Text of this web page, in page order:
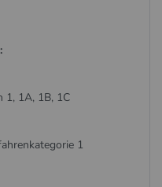
1, 1A, 1B, 1C
1